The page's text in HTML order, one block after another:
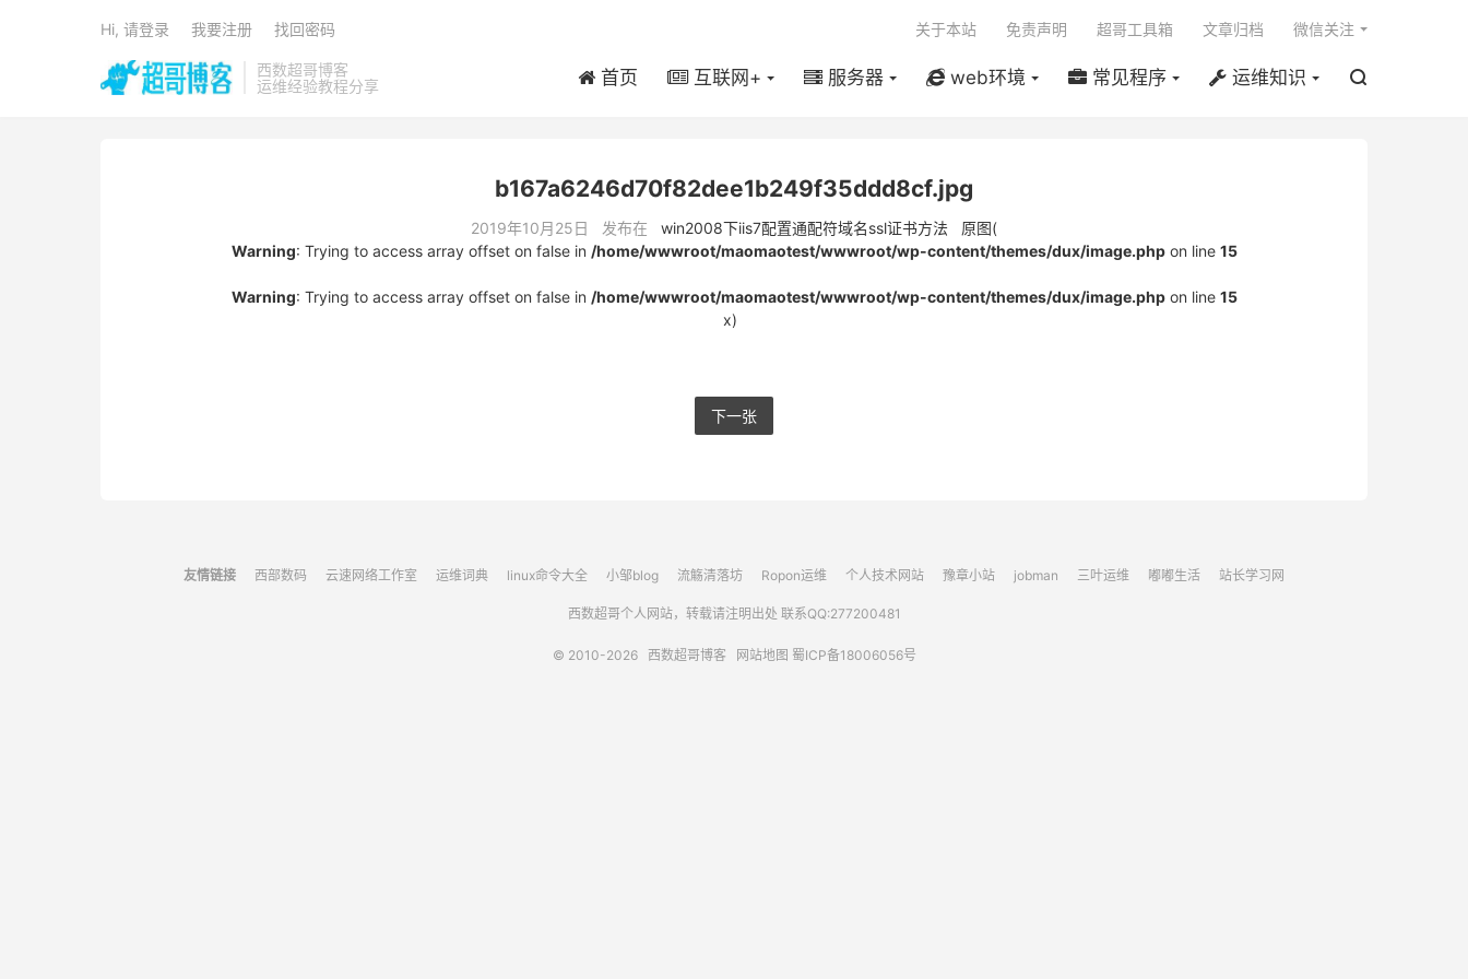
西数超哥博客
运维经验教程分享
首页 互联网+ 服务器 web环境 常见程序 运维知识 
关于本站 免责声明 超哥工具箱 文章归档 微信关注
Hi, 请登录 我要注册 找回密码
b167a6246d70f82dee1b249f35ddd8cf.jpg
2019年10月25日 发布在 win2008下iis7配置通配符域名ssl证书方法
原图(
Warning: Trying to access array offset on false in /home/wwwroot/maomaotest/wwwroot/wp-content/themes/dux/image.phpon line 15
Warning: Trying to access array offset on false in /home/wwwroot/maomaotest/wwwroot/wp-content/themes/dux/image.phpon line 15
x)
下一张
友情链接 西部数码 云速网络工作室 运维词典 linux命令大全 小邹blog 流觞清落坊 Ropon运维 个人技术网站 豫章小站 jobman 三叶运维 嘟嘟生活 站长学习网
西数超哥个人网站，转载请注明出处 联系QQ:277200481
© 2010-2026 西数超哥博客 网站地图 蜀ICP备18006056号